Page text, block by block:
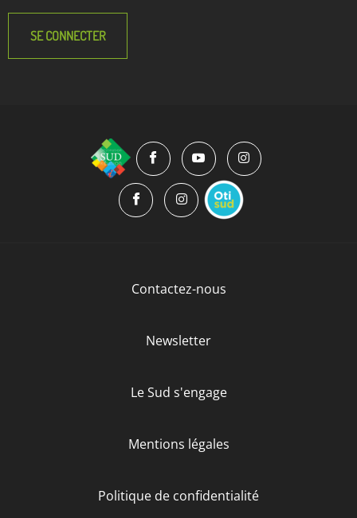
SE CONNECTER
Contactez-nous
Newsletter
Le Sud s'engage
Mentions légales
Politique de confidentialité